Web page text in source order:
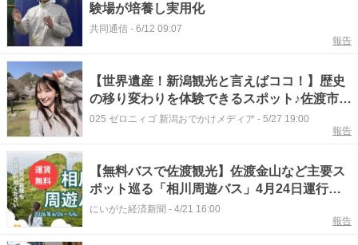
験場が培養し実用化
共同通信 - 6/12 09:07
報告
【世界遺産！新潟観光と言えばココ！】歴史
の移り変わりを体験できるスポット♪佐渡市
「史跡 佐渡金山」【新潟のひんやりスポッ
025 ゼロニィゴ 新潟おでかけメディア - 5/27 19:00
報告
【無料バスで佐渡観光】佐渡金山など主要ス
ポット巡る「相川周遊バス」4月24日運行開
始
にいがた経済新聞 - 4/21 16:00
報告